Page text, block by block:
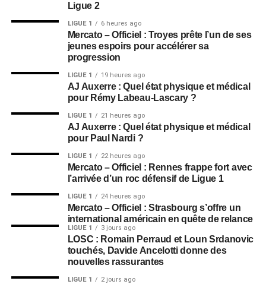
Ligue 2
LIGUE 1 6 heures ago
Mercato – Officiel : Troyes prête l’un de ses
jeunes espoirs pour accélérer sa
progression
LIGUE 1 19 heures ago
AJ Auxerre : Quel état physique et médical
pour Rémy Labeau-Lascary ?
LIGUE 1 21 heures ago
AJ Auxerre : Quel état physique et médical
pour Paul Nardi ?
LIGUE 1 22 heures ago
Mercato – Officiel : Rennes frappe fort avec
l’arrivée d’un roc défensif de Ligue 1
LIGUE 1 24 heures ago
Mercato – Officiel : Strasbourg s’offre un
international américain en quête de relance
LIGUE 1 3 jours ago
LOSC : Romain Perraud et Loun Srdanovic
touchés, Davide Ancelotti donne des
nouvelles rassurantes
LIGUE 1 2 jours ago